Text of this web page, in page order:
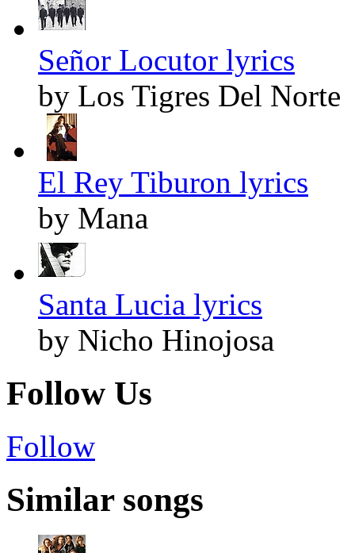
Señor Locutor lyrics
by Los Tigres Del Norte
El Rey Tiburon lyrics
by Mana
Santa Lucia lyrics
by Nicho Hinojosa
Follow Us
Follow
Similar songs